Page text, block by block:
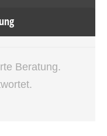
Beratung.